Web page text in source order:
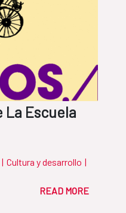
Escuela
| Cultura y desarrollo |
READ MORE